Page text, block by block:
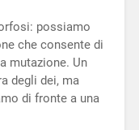
possiamo
che consente di
mutazione. Un
degli dei, ma
di fronte a una